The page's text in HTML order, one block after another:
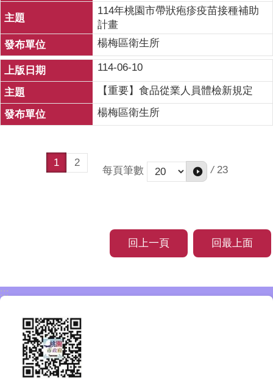
114年桃園市帶狀疱疹疫苗接種補助
計畫
楊梅區衛生所
114-06-10
【重要】食品從業人員體檢新規定
楊梅區衛生所
1 2
每頁筆數 / 23
回上一頁 回最上面
:::